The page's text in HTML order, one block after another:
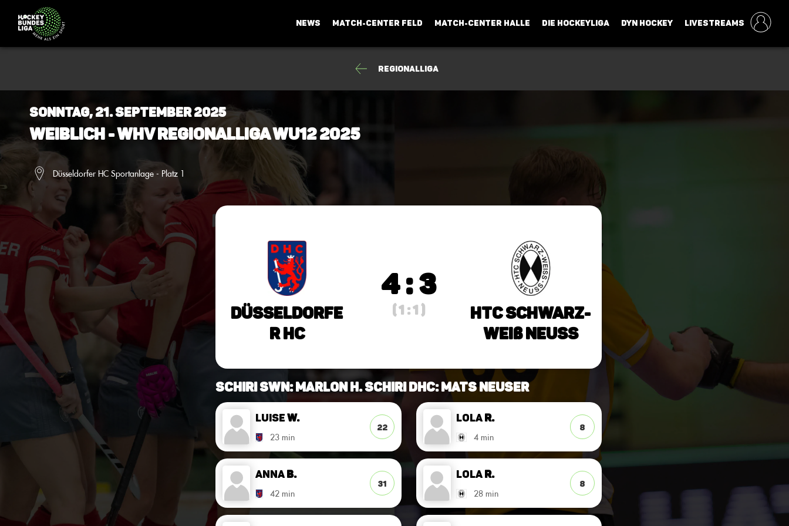
NEWS MATCH-CENTER FELD MATCH-CENTER HALLE DIE HOCKEYLIGA DYN HOCKEY LIVESTREAMS
Regionalliga
Sonntag, 21. September 2025
Weiblich - WHV Regionalliga wU12 2025
Düsseldorfer HC Sportanlage - Platz 1
Düsseldorfe
r HC
4 : 3
( 1 : 1 )
HTC Schwarz-
Weiß Neuss
Schiri SWN: Marlon H. Schiri DHC: Mats Neuser
LolaR.
4 min
8
LuiseW.
23 min
22
LolaR.
28 min
8
AnnaB.
42 min
31